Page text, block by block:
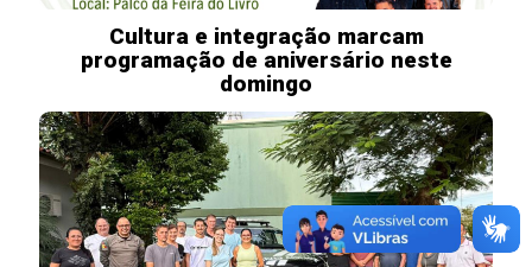
Cultura e integração marcam
programação de aniversário neste
domingo